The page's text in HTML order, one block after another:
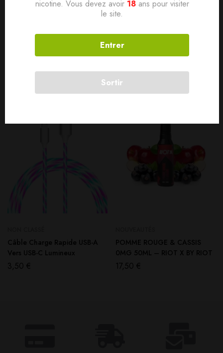
Dosage de nicotine 0mg
Produits connexes
Câble Charge Rapide USB-A
Vers USB-C Lumineux
3,50 €
POMME ROUGE & CASSIS
0MG 50ML – RIOT X BY RIOT
17,50 €
nicotine. Vous devez avoir 18ans pour visiter
le site.
Entrer
Sortir